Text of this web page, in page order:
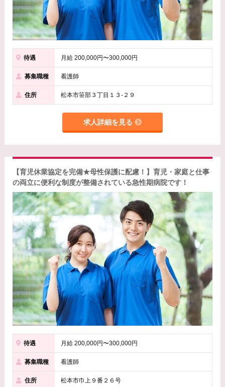
待遇 月給 200,000円〜300,000円
募集職種 看護師
住所 松本市笹部３丁目１３-２９
求人詳細を見る
【育児休業協定を完備★母性保護に配慮！】育児・家庭と仕事
の両立に便利な制度が整備されている急性期病院です！
待遇 月給 200,000円〜300,000円
募集職種 看護師
住所 松本市巾上９番２６号